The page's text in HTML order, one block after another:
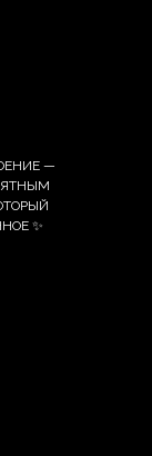
—
✨